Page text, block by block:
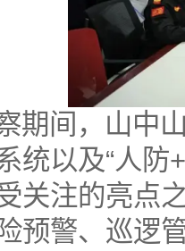
期间，山中
统以及“人防
关注的亮点
预警、巡逻